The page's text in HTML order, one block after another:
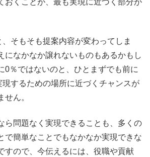
おくことが、最も実現に近づく部分が
そもそも提案内容が変わってしま
になかなか譲れないものもあるかもし
0％ではないのと、ひとまずでも前に
するための場所に近づくチャンスが
せん。
ら問題なく実現できることも、多くの
で簡単なことでもなかなか実現できな
すので、今伝えるには、役職や貢献